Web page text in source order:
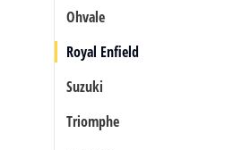
Ohvale
Royal Enfield
Suzuki
Triomphe